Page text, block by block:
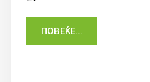
ПОВЕЌЕ...